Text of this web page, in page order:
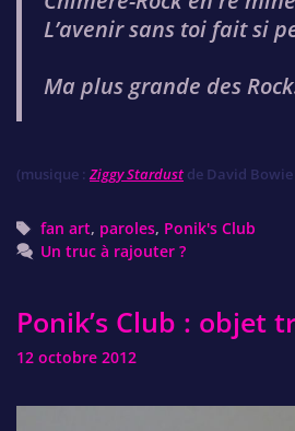
L’avenir sans toi fait si
Ma plus grande des
(musique :Ziggy Stardust de David
Tags
fan art, paroles, Ponik's Club
Un truc à rajouter ?
Ponik’s Club : objet
12 octobre 2012